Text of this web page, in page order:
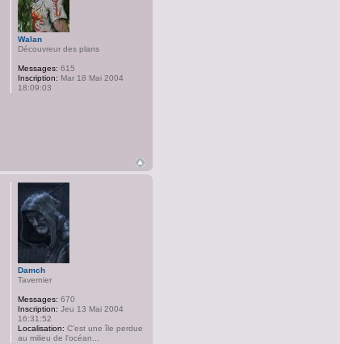
Walan
Découvreur des plans
Messages: 615
Inscription: Mar 18 Mai 2004
18:09:03
Damch
Tavernier
Messages: 670
Inscription: Jeu 13 Mai 2004
16:31:52
Localisation: C'est une île perdue
au milieu de l'océan...